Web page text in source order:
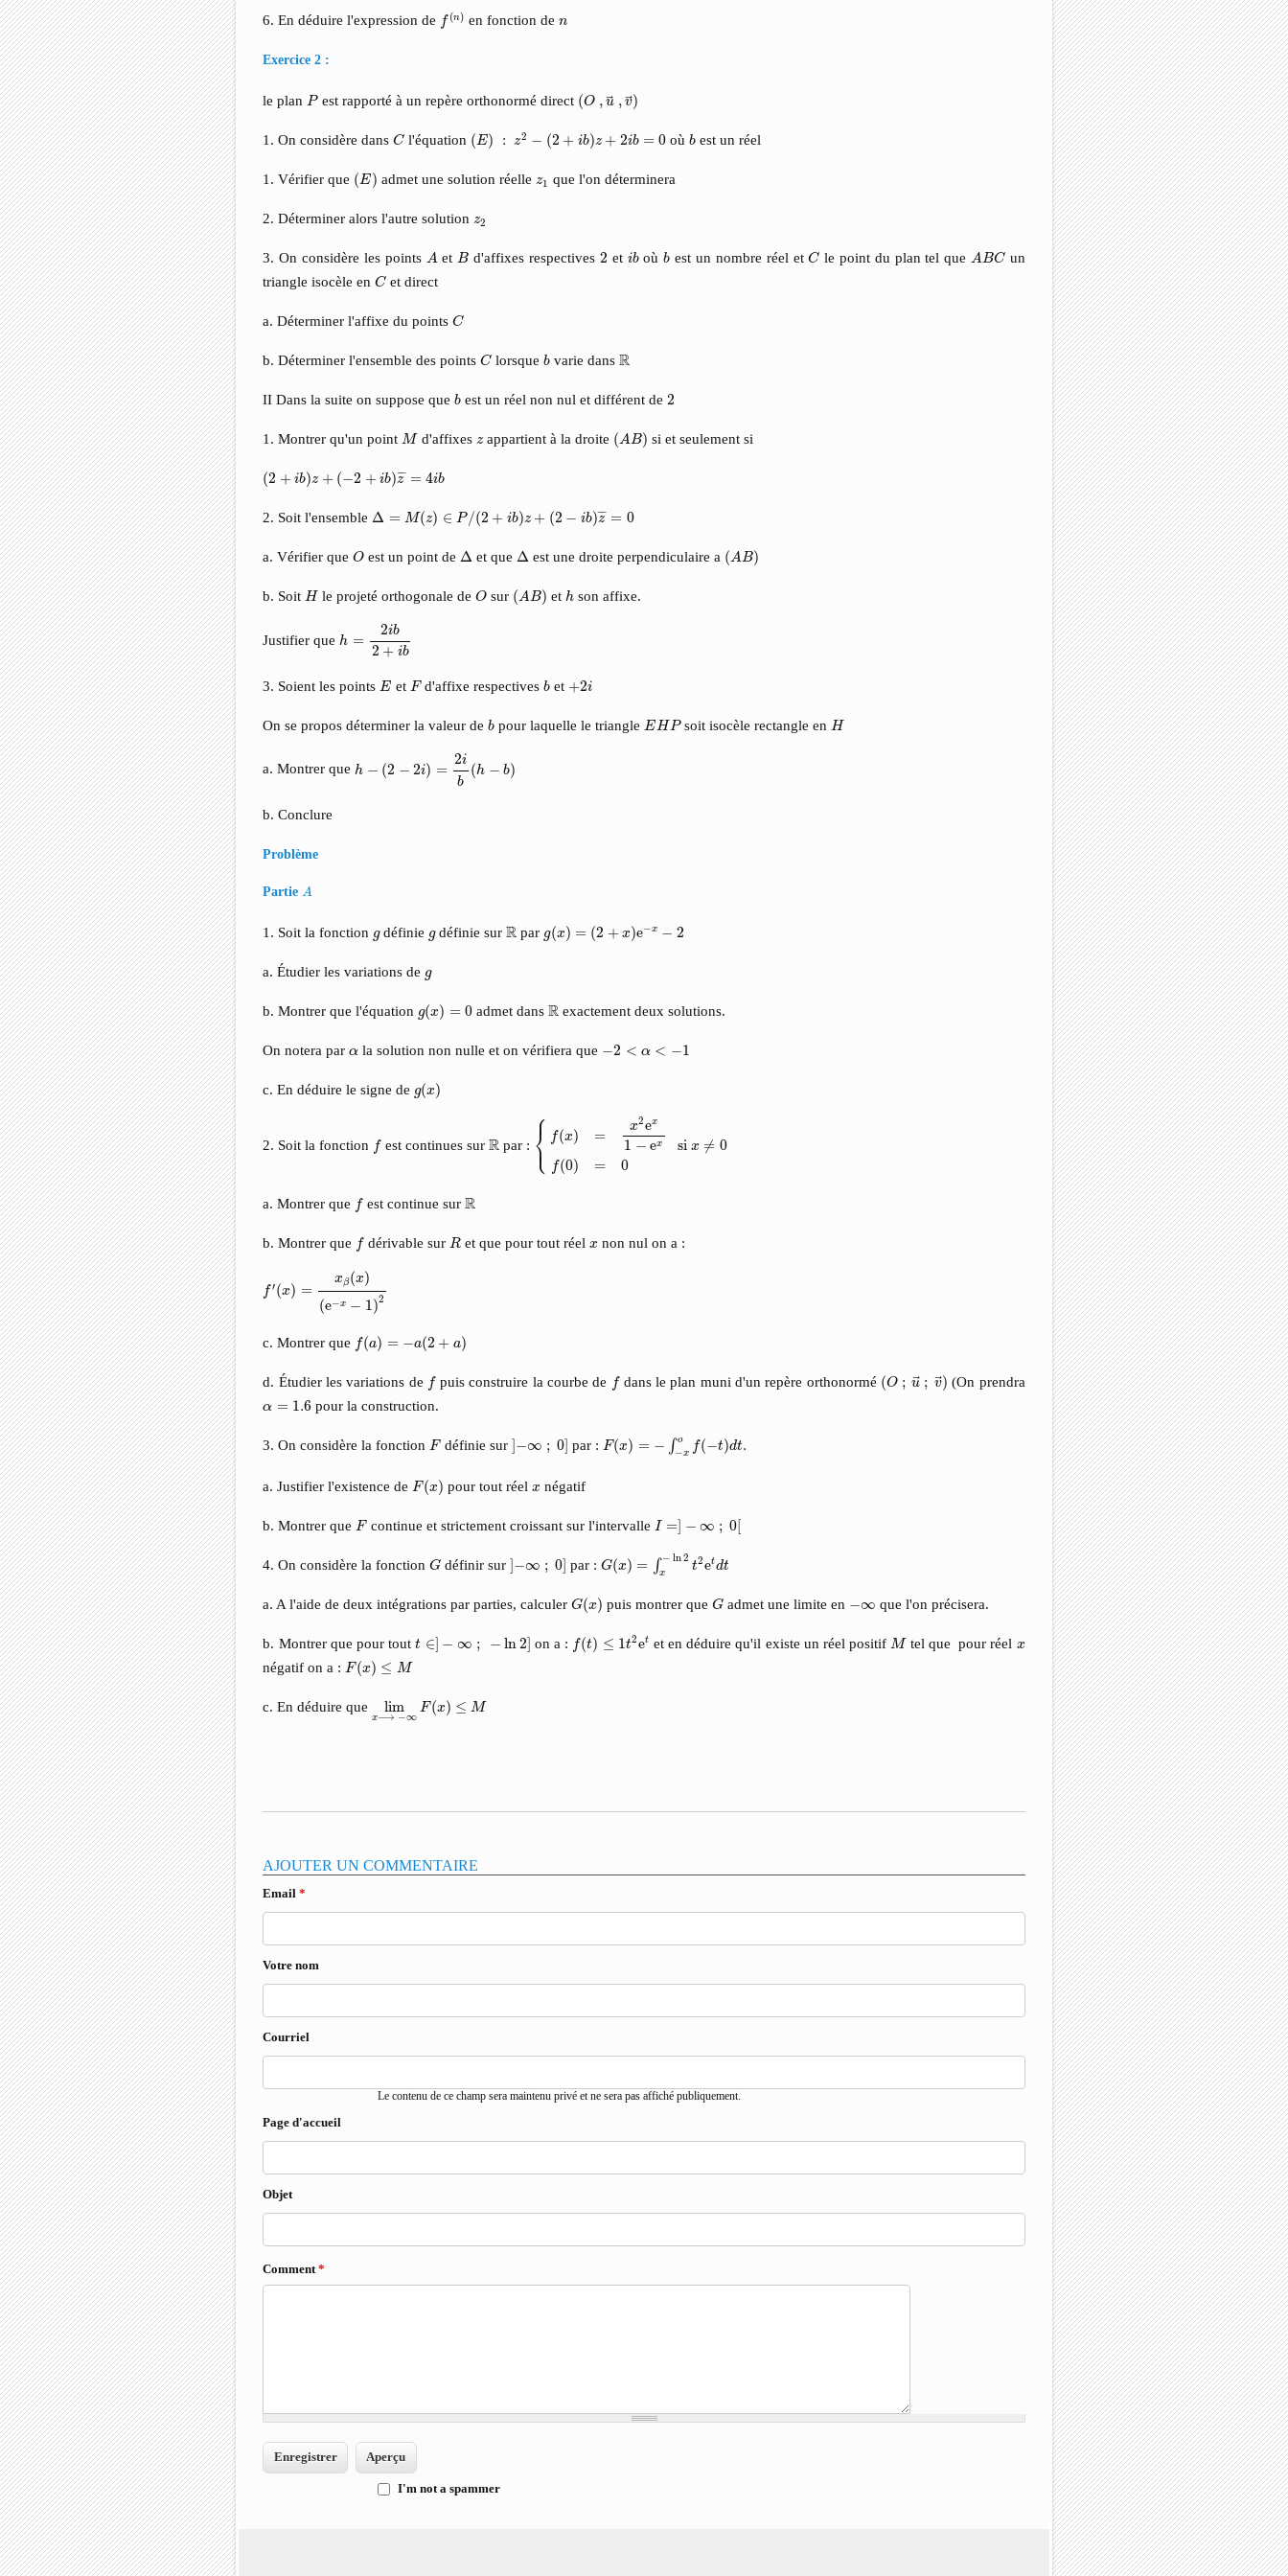
6. En déduire l'expression de f (n)
f(n)
en fonction den
n
Exercice 2 :
le planP
P est rapporté à un repère orthonormé direct (O , u , v)
(O, u→ ,v→
1. On considère dansC
C l'équation (E) : z2 − (2 + ib)z + 2ib = 0
( E) −( ib) z+ 2i b 0 oùb
b est un réel
1. Vérifier que (E)
( E) admet une solution réelle z1
z1 que l'on déterminera
2. Déterminer alors l'autre solutionz2
z2
3. On considère les points A
AetB
B d'affixes respectives 2
2 et ib
iboùb
b est un nombre réel etC
C le point du plan tel queABC
A BCun
triangle isocèle enC
C et direct
a. Déterminer l'affixe du pointsC
C
b. Déterminer l'ensemble des pointsC
C lorsqueb
b varie dansR
R
II Dans la suite on suppose queb
b est un réel non nul et différent de2
2
1. Montrer qu'un pointM
Md'affixes z
zappartient à la droite (AB)
(A B) si et seulement si
(2 + ib)z + (−2 + ib)¯¯
z = 4ib
(2 i )z+ − + b) ¯ =4ib
2. Soit l'ensembleΔ = M(z) ∈ P/(2 + ib)z + (2 − ib)¯¯
z = 0
Δ (z)∈P (2 +i b)z + 2−i z =0
a. Vérifier queO
O est un point deΔ
Δ et queΔ
Δ est une droite perpendiculaire a (AB)
( A B)
b. SoitH
H le projeté orthogonale deO
O sur (AB)
( A B) eth
h son affixe.
Justifier que h =
2ib
2 + ib
2+ib
3. Soient les points E
E et F
Fd'affixe respectivesb
b et +2i
+ 2i
On se propos déterminer la valeur deb
b pour laquelle le triangle EHP
EHP soit isocèle rectangle en H
H
a. Montrer que h − (2 − 2i) =
2i
b
(h − b)
−b)
b. Conclure
Problème
Partie A
A
1. Soit la fonction g
gdéfinie g
gdéfinie surR
R par g(x) = (2 + x)e−x − 2
( )= +x e x− 2
a. Étudier les variations de g
g
b. Montrer que l'équation g(x) = 0
( ) admet dansR
R exactement deux solutions.
On notera parα
α la solution non nulle et on vérifiera que −2 < α < −1
2< α<
c. En déduire le signe de g(x)
( )
2. Soit la fonction f
f est continues surR
R par : ⎧
⎪
⎨
⎪
⎩ f(x) =
x2ex
1 − ex
f(0) = 0
si x ≠ 0
{f (0 )=
a. Montrer que f
f est continue surR
R
b. Montrer que f
f dérivable sur R
R et que pour tout réelx
x non nul on a :
f′(x) =
x β(x)
(e−x − 1)2
x −1
c. Montrer que f(a) = −a(2 + a)
f(a = a)
d. Étudier les variations de fpuis construire la courbe de fdans le plan muni d'un repère orthonormé (O ; u ; v)
(O u→ ; v →)
(On prendra
α = 1.6
1.6 pour la construction.
3. On considère la fonction F
F définie sur −∞ ; 0]
] ] par : F(x) = − ∫ o
−x f(−t)dt.
F(x = of(− )d
a. Justifier l'existence de F(x)
F(x pour tout réelx
x négatif
b. Montrer que F
F continue et strictement croissant sur l'intervalle I =] − ∞ ; 0[
I= −
4. On considère la fonctionG
G définir sur]−∞ ; 0]
] ] par : G(x) = ∫ − ln2
x t2etdt
2t2 td
a. A l'aide de deux intégrations par parties, calculerG(x)
G( ) puis montrer queG
G admet une limite en −∞
∞ que l'on précisera.
b. Montrer que pour toutt ∈] − ∞ ; − ln2]
t ∈]− on a : f(t) ≤ 1t2et
f(t)≤ 2 e t et en déduire qu'il existe un réel positif M
Mtel que pour réel x
x
négatif on a : F(x) ≤ M
F(x ≤ M
c. En déduire que lim
x⟶ −∞
F(x) ≤ M
lim −∞ F( x) ≤M
AJOUTER UN COMMENTAIRE
Email*
Votre nom
Courriel
Le contenu de ce champ sera maintenu privé et ne sera pas affiché publiquement.
Page d'accueil
Objet
Comment*
I'm not a spammer